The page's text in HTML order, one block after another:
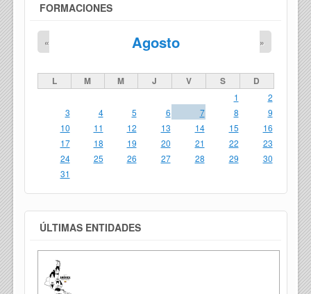
FORMACIONES
Agosto
« »
L M M J V S D
1
2
3
4 5 6 7 8
9
10
11 12 13 14 15
16
17
18 19 20 21 22
23
24
25 26 27 28 29
30
31
ÚLTIMAS ENTIDADES